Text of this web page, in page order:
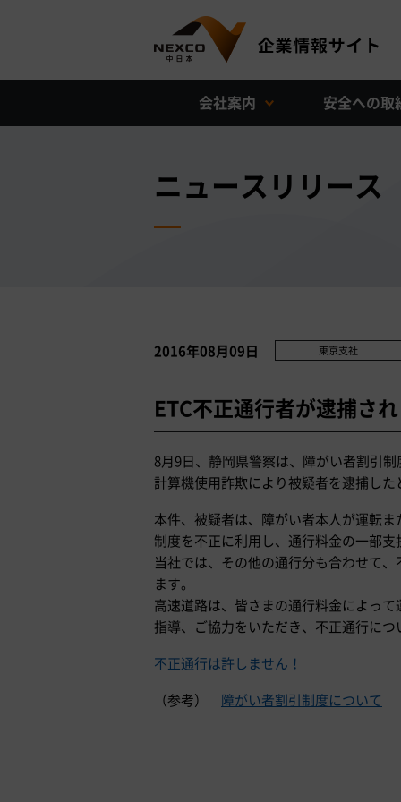
会社案内 安全への取
ニュースリリース
2016年08月09日 東京支社
ETC不正通行者が逮捕さ
8月9日、静岡県警察は、障がい者割引
計算機使用詐欺により被疑者を逮捕し
本件、被疑者は、障がい者本人が運転
制度を不正に利用し、通行料金の一部
当社では、その他の通行分も合わせて
ます。
高速道路は、皆さまの通行料金によっ
指導、ご協力をいただき、不正通行に
不正通行は許しません！
（参考） 障がい者割引制度について